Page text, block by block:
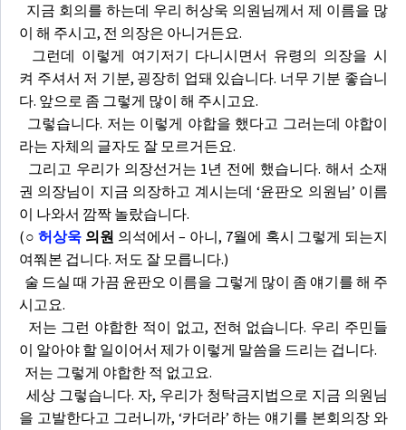
지금 회의를 하는데 우리 허상욱 의원님께서 제 이름을 많
이 해 주시고, 전 의장은 아니거든요.
그런데 이렇게 여기저기 다니시면서 유령의 의장을 시
켜 주셔서 저 기분, 굉장히 업돼 있습니다. 너무 기분 좋습니
다. 앞으로 좀 그렇게 많이 해 주시고요.
그렇습니다. 저는 이렇게 야합을 했다고 그러는데 야합이
라는 자체의 글자도 잘 모르거든요.
그리고 우리가 의장선거는 1년 전에 했습니다. 해서 소재
권 의장님이 지금 의장하고 계시는데 ‘윤판오 의원님’ 이름
이 나와서 깜짝 놀랐습니다.
(○허상욱 의원 의석에서 – 아니, 7월에 혹시 그렇게 되는지
여쭤본 겁니다. 저도 잘 모릅니다.)
술 드실 때 가끔 윤판오 이름을 그렇게 많이 좀 얘기를 해 주
시고요.
저는 그런 야합한 적이 없고, 전혀 없습니다. 우리 주민들
이 알아야 할 일이어서 제가 이렇게 말씀을 드리는 겁니다.
저는 그렇게 야합한 적 없고요.
세상 그렇습니다. 자, 우리가 청탁금지법으로 지금 의원님
을 고발한다고 그러니까, ‘카더라’ 하는 얘기를 본회의장 와